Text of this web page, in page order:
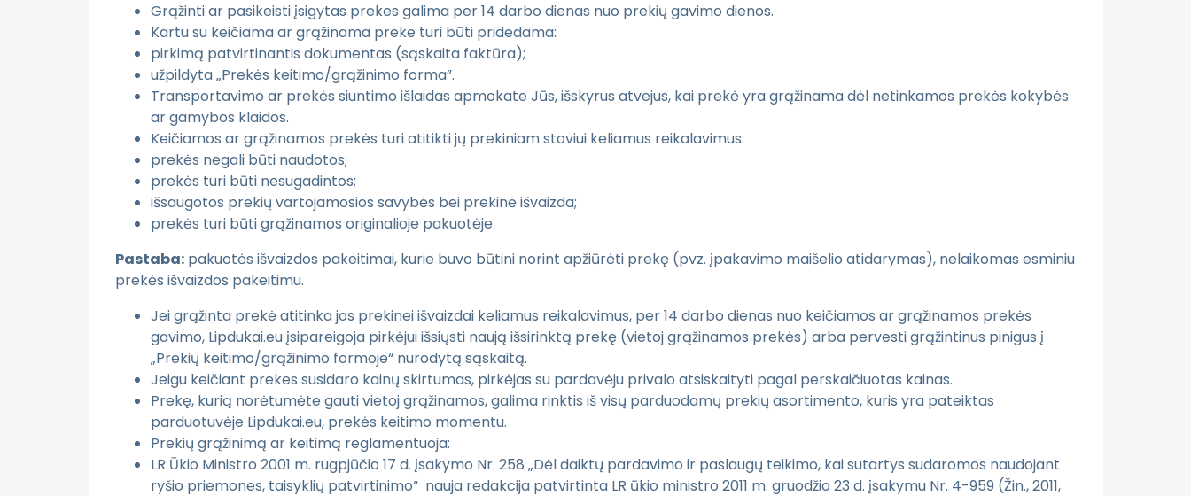
Grąžinti ar pasikeisti įsigytas prekes galima per 14 darbo dienas nuo prekių gavimo dienos.
Kartu su keičiama ar grąžinama preke turi būti pridedama:
pirkimą patvirtinantis dokumentas (sąskaita faktūra);
užpildyta „Prekės keitimo/grąžinimo forma”.
Transportavimo ar prekės siuntimo išlaidas apmokate Jūs, išskyrus atvejus, kai prekė yra grąžinama dėl netinkamos prekės kokybės
ar gamybos klaidos.
Keičiamos ar grąžinamos prekės turi atitikti jų prekiniam stoviui keliamus reikalavimus:
prekės negali būti naudotos;
prekės turi būti nesugadintos;
išsaugotos prekių vartojamosios savybės bei prekinė išvaizda;
prekės turi būti grąžinamos originalioje pakuotėje.
Pastaba:pakuotės išvaizdos pakeitimai, kurie buvo būtini norint apžiūrėti prekę (pvz. įpakavimo maišelio atidarymas), nelaikomas esminiu
prekės išvaizdos pakeitimu.
Jei grąžinta prekė atitinka jos prekinei išvaizdai keliamus reikalavimus, per 14 darbo dienas nuo keičiamos ar grąžinamos prekės
gavimo, Lipdukai.eu įsipareigoja pirkėjui išsiųsti naują išsirinktą prekę (vietoj grąžinamos prekės) arba pervesti grąžintinus pinigus į
„Prekių keitimo/grąžinimo formoje“ nurodytą sąskaitą.
Jeigu keičiant prekes susidaro kainų skirtumas, pirkėjas su pardavėju privalo atsiskaityti pagal perskaičiuotas kainas.
Prekę, kurią norėtumėte gauti vietoj grąžinamos, galima rinktis iš visų parduodamų prekių asortimento, kuris yra pateiktas
parduotuvėje Lipdukai.eu, prekės keitimo momentu.
Prekių grąžinimą ar keitimą reglamentuoja:
LR Ūkio Ministro 2001 m. rugpjūčio 17 d. įsakymo Nr. 258 „Dėl daiktų pardavimo ir paslaugų teikimo, kai sutartys sudaromos naudojant
ryšio priemones, taisyklių patvirtinimo“ nauja redakcija patvirtinta LR ūkio ministro 2011 m. gruodžio 23 d. įsakymu Nr. 4-959 (Žin., 2011,